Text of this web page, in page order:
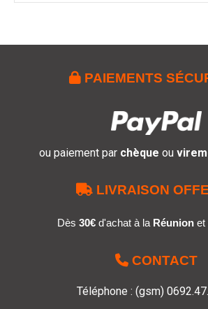
 PAIEMENTS
ou paiement par chèque ou
 LIVRAISON
Dès 30€ d'achat à la Réunion et
 CONTACT
Téléphone : (gsm)